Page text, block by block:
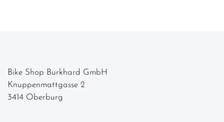
Bike Shop Burkhard GmbH
Knuppenmattgasse 2
3414 Oberburg